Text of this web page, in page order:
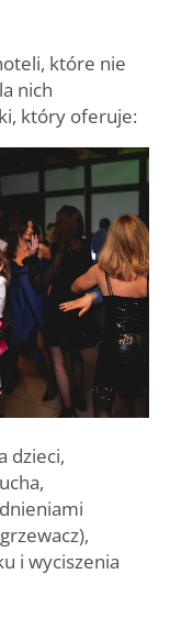
które nie
nich
który oferuje:
dzieci,
i wyciszenia